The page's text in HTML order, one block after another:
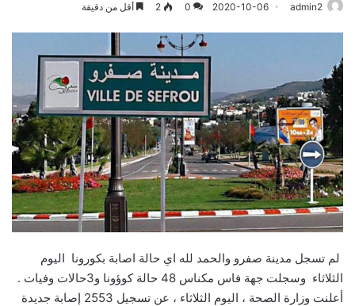
admin2
2020-10-06
0
2 أقل من دقيقة
لم تسجل مدينة صفرو والحمد لله اي حالة اصابة بكورونا اليوم
الثلاثاء وسجلت جهة فاس مكناس 48 حالة كوؤونا و3حالات وفيات .
أعلنت وزارة الصحة ، اليوم الثلاثاء ، عن تسجيل 2553 إصابة جديدة